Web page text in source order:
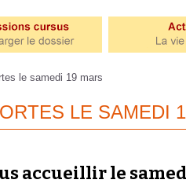
le samedi 19 mars
LE SAMEDI
accueillir le